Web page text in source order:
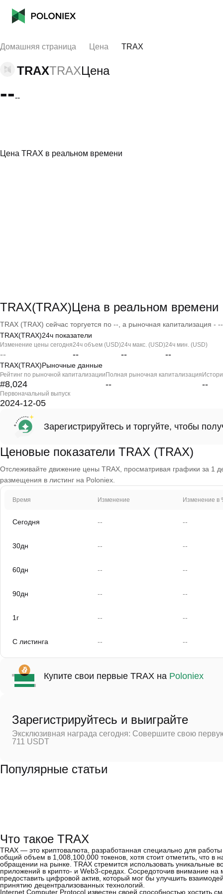
Домашняя страница Цена TRAX
TRAXTRAXЦена
----
Цена TRAX в реальном времени
TRAX(TRAX)Цена в реальном времени
TRAX (TRAX) сейчас торгуется по --, а рыночная капитализация -
TRAX(TRAX)24ч показатели
Изменение цены сегодня
--
24ч объем (USD)
--
24ч макс. (USD)
--
24ч мин. (USD)
--
TRAX(TRAX)Рыночные данные
Рейтинг по рыночной капитализации
#8,024
Полная рыночная капитализация
-- --
Первоначальный выпуск
2024-12-05
Зарегистрируйтесь и торгуйте, чтобы
Ценовые показатели TRAX (TRAX)
Отслеживайте движение цены TRAX, просматривая графики за 1
размещения в листинг на Poloniex.
Время Изменение Изменение в
Сегодня -- --
30дн -- --
60дн -- --
90дн -- --
1г -- --
С листинга -- --
Купите свои первые TRAX на Poloniex
Зарегистрируйтесь и выиграйте
Эксклюзивная награда сегодня: Совершите свою
711 USDT
Популярные статьи
Что такое TRAX
TRAX — это криптовалюта, разработанная специально для
общий объем в 1,008,100,000 токенов, хотя стоит отметить, что в
обращении на рынке. TRAX стремится использовать уникальные
приложений в крипто- и Web3-средах. Сосредоточив внимание
предоставить цифровой актив, который мог бы улучшить
принятию децентрализованных технологий.
Internet Computer Protocol известен своей способностью хостить